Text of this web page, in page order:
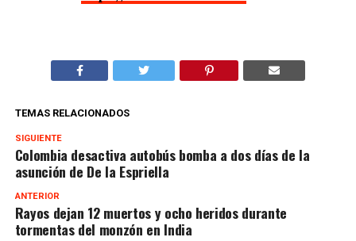
TEMAS RELACIONADOS
SIGUIENTE
Colombia desactiva autobús bomba a dos días de la
asunción de De la Espriella
ANTERIOR
Rayos dejan 12 muertos y ocho heridos durante
tormentas del monzón en India